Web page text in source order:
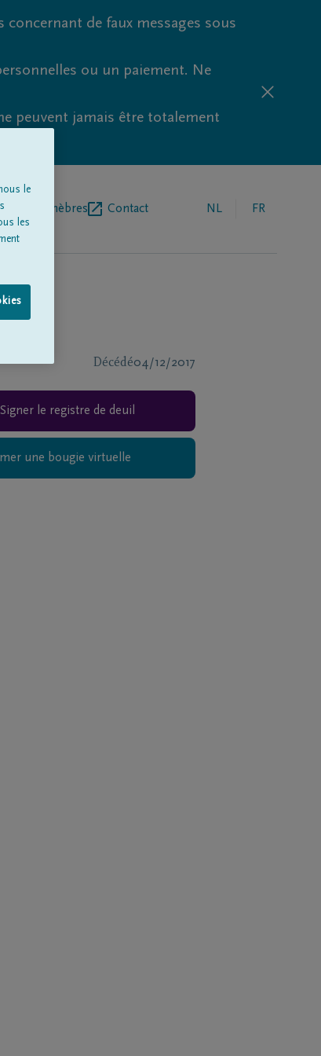
concernant de faux messages sous
ou un paiement. Ne
peuvent jamais être totalement
funèbres Contact NL FR
Décédé04/12/2017
Signer le registre de deuil
une bougie virtuelle
le
les